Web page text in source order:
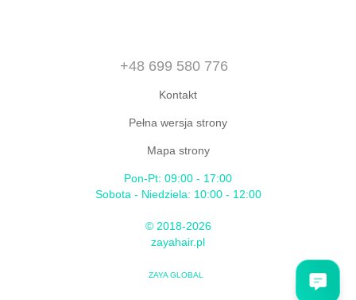
+48 699 580 776
Kontakt
Pełna wersja strony
Mapa strony
Pon-Pt: 09:00 - 17:00
Sobota - Niedziela: 10:00 - 12:00
© 2018-2026
zayahair.pl
ZAYA GLOBAL